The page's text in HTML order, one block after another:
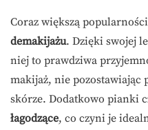
Coraz większą
demakijażu. Dzięki swojej
niej to prawdziwa
makijaż, nie pozostawiając
skórze. Dodatkowo pianki
łagodzące, co czyni je